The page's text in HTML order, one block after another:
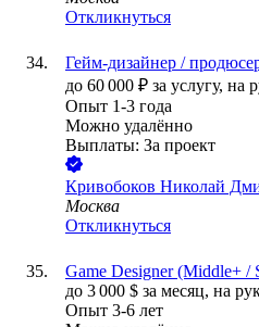
Откликнуться
Гейм-дизайнер /
до 60 000 ₽ за услугу, на
Опыт 1-3 года
Можно удалённо
Выплаты: За проект
Кривобоков Николай
Москва
Откликнуться
Game Designer (Middle+ /
до 3 000 $ за месяц, на
Опыт 3-6 лет